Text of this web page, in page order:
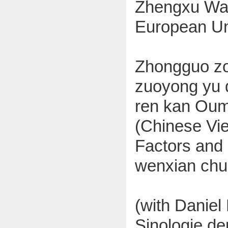
Zhengxu
European
Zhongguo
zuoyong yu
ren kan
(Chinese
Factors
wenxian
(with Daniel